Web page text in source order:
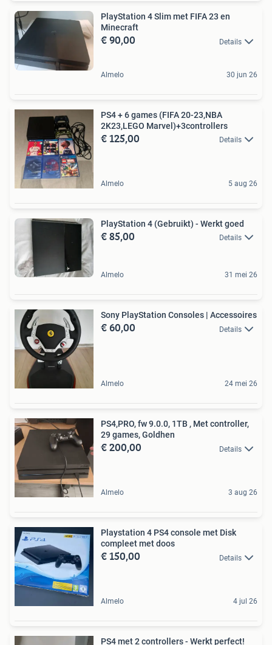
PlayStation 4 Slim met FIFA 23 en
Minecraft
€ 90,00 Details
Almelo 30 jun 26
PS4 + 6 games (FIFA 20-23,NBA
2K23,LEGO Marvel)+3controllers
€ 125,00 Details
Almelo 5 aug 26
PlayStation 4 (Gebruikt) - Werkt goed
€ 85,00 Details
Almelo 31 mei 26
Sony PlayStation Consoles | Accessoires
€ 60,00 Details
Almelo 24 mei 26
PS4,PRO, fw 9.0.0, 1TB , Met controller,
29 games, Goldhen
€ 200,00 Details
Almelo 3 aug 26
Playstation 4 PS4 console met Disk
compleet met doos
€ 150,00 Details
Almelo 4 jul 26
PS4 met 2 controllers - Werkt perfect!